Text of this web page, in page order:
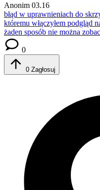
Anonim 03.16
błąd w uprawnieniach do
któremu włączyłem podgląd
żaden sposób nie można
0
0 Zagłosuj